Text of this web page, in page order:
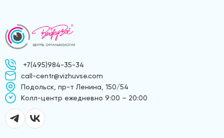
+7(495)984-35-34
call-centr@vizhuvse.com
Подольск, пр-т Ленина, 150/54
Kолл-центр ежедневно 9:00 – 20:00